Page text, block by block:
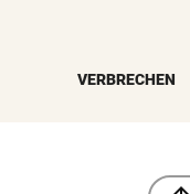
VERBRECHEN